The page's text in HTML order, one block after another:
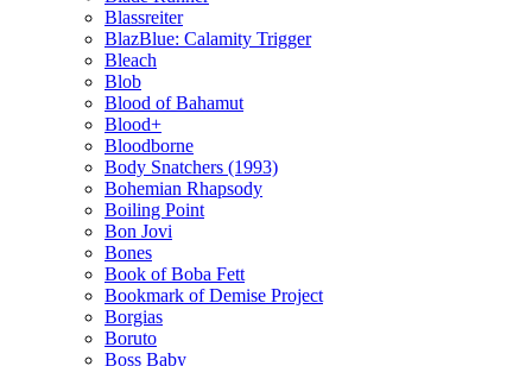
Blassreiter
BlazBlue: Calamity Trigger
Bleach
Blob
Blood of Bahamut
Blood+
Bloodborne
Body Snatchers (1993)
Bohemian Rhapsody
Boiling Point
Bon Jovi
Bones
Book of Boba Fett
Bookmark of Demise Project
Borgias
Boruto
Boss Baby